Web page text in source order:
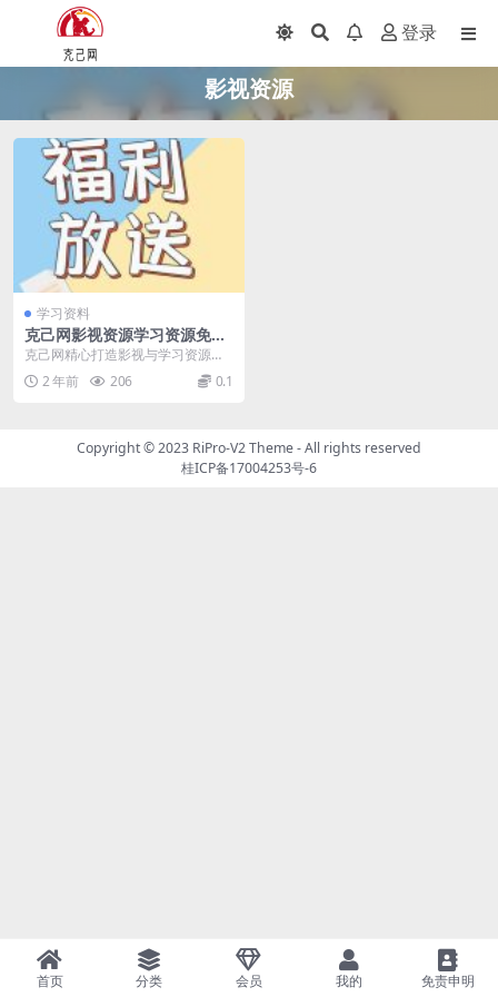
登录
影视资源
学习资料
克己网影视资源学习资源免费
分享是什么？怎么免费领取学
克己网精心打造影视与学习资源宝
库，海量内容任您探索！我们承
诺，所有资源均通过正规...
2 年前 206 0.1
Copyright © 2023 RiPro-V2 Theme- All rights reserved
桂ICP备17004253号-6
首页 分类 会员 我的 免责申明